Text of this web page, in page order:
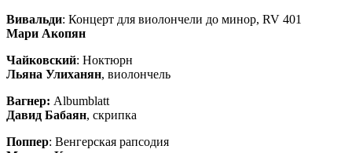
Вивальди: Концерт для виолончели до минор, RV 401
Мари Акопян
Чайковский: Ноктюрн
Льяна Улиханян, виолончель
Вагнер: Albumblatt
Давид Бабаян, скрипка
Поппер: Венгерская рапсодия